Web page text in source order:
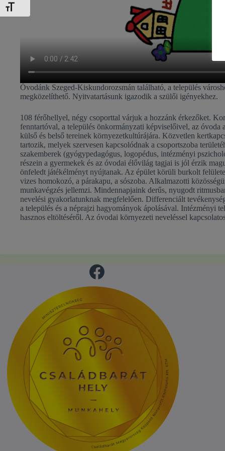
Betűméret váltása
Óvodánk Szeged-Kiskundorozsmán található, a település
megközelíthető. Nyitvatartásunk igazodik a szülői igényekhez.
108 férőhellyel, négy csoporttal várjuk a hozzánk érkezőket.
fenntartóval, a település önkormányzati képviselőivel, az
külső és belső tereinek környezetkultúrájára. Közvetlen
tartozik, melyek szervesen kapcsolódnak a csoportszoba
szakemberek (gyógypedagógus, logopédus, intézményi
részein a gyermekek és az óvodai élővilág tagjai is jól érzik
önfeledt játékélményt nyújtanak. Az épület körüli burkolt
vizes homokozó, a párakapu, a sószoba. Alkalmazotti
munkavégzés jellemzi. Mindennapjaink derűs, nyugodt
nevelési gyakorlatunknak megfelelően. Differenciált
a település és a néprajzi hagyományok ápolásával. Intézményi
hasznos eltöltéséről. Az óvodai környezeti neveléssel